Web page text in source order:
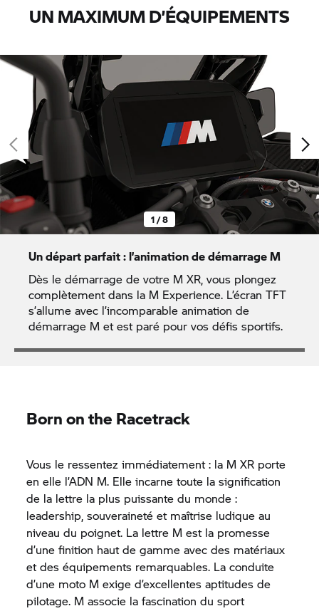
UN MAXIMUM D’ÉQUIPEMENTS
1 / 8
Un départ parfait : l’animation de démarrage M
Dès le démarrage de votre M XR, vous plongez
complètement dans la M Experience. L’écran TFT
s’allume avec l’incomparable animation de
démarrage M et est paré pour vos défis sportifs.
Born on the Racetrack
Vous le ressentez immédiatement : la M XR porte
en elle l’ADN M. Elle incarne toute la signification
de la lettre la plus puissante du monde :
leadership, souveraineté et maîtrise ludique au
niveau du poignet. La lettre M est la promesse
d’une finition haut de gamme avec des matériaux
et des équipements remarquables. La conduite
d’une moto M exige d’excellentes aptitudes de
pilotage. M associe la fascination du sport